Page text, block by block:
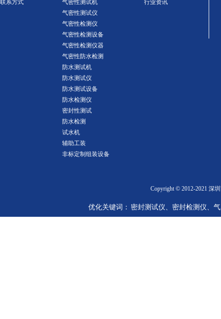
联系方式
气密性测试机
气密性测试仪
气密性检测仪
气密性检测设备
气密性检测仪器
气密性防水检测
防水测试机
防水测试仪
防水测试设备
防水检测仪
密封性测试
防水检测
试水机
辅助工装
非标定制组装设备
行业资讯
Copyright © 2012-2021 深
优化关键词： 密封测试仪、密封检测仪、